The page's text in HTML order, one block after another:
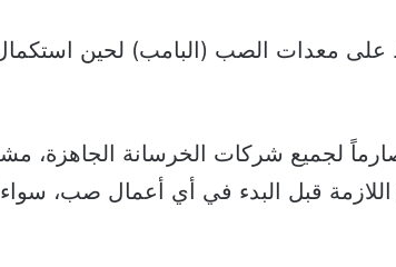
معدات الصب (البامب) لحين استكمال
لجميع شركات الخرسانة الجاهزة،
اللازمة قبل البدء في أي أعمال صب،